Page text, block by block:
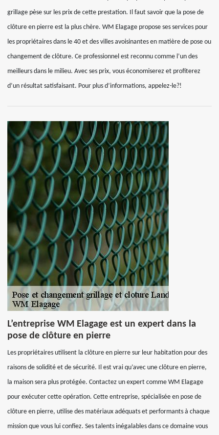
grillage pèse sur les prix de cette prestation. Il faut savoir que la pose de
clôture en pierre est la plus chère. WM Elagage propose ses services pour
les propriétaires dans le 40 et des villes avoisinantes en matière de pose ou
changement de clôture. Ce professionnel est reconnu comme l’un des
meilleurs dans le milieu. Avec ses prix, vous économiserez et profiterez
d’un résultat satisfaisant. Pour plus d’informations, appelez-le?!
L’entreprise WM Elagage est un expert dans la
pose de clôture en pierre
Les propriétaires utilisent la clôture en pierre sur leur habitation pour des
raisons de solidité et de sécurité. Il est vrai qu’avec une clôture en pierre,
la maison sera plus protégée. Contactez un expert comme WM Elagage
pour exécuter cette opération. Cette entreprise, spécialisée en pose de
clôture en pierre, utilise des matériaux adéquats et performants à chaque
mission que vous lui confiez. Ses talents inégalables dans ce domaine vous